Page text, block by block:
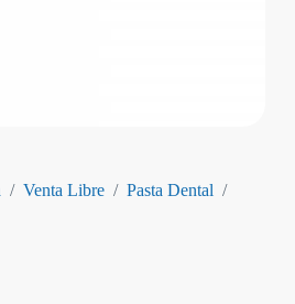
/ Venta Libre / Pasta Dental /